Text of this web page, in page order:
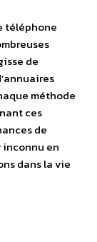
téléphone
de
méthode
ces
de
en
dans la vie